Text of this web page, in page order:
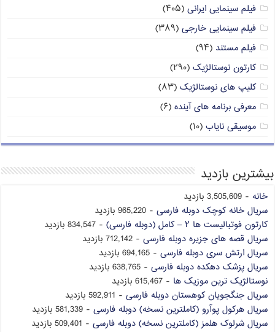
فیلم سینمایی ایرانی (۴۰۵)
فیلم سینمایی خارجی (۳۸۹)
فیلم مستند (۹۴)
کارتون نوستالژیک (۲۹۰)
کلیپ های نوستالژیک (۸۳)
معرفی برنامه های آینده (۶)
موسیقی نایاب (۱۰)
بیشترین بازدید
خانه - 3,505,609 بازدید
سریال خانه کوچک دوبله فارسی - 965,220 بازدید
کارتون فوتبالیست ها ۲ – کامل (دوبله فارسی)
- 834,547 بازدید
سریال قصه های جزیره دوبله فارسی - 712,142 بازدید
سریال ارتش سری دوبله فارسی - 694,165 بازدید
سریال پزشک دهکده دوبله فارسی - 638,765 بازدید
نوستالژیک ترین موزیک ها - 615,467 بازدید
سریال جنگجویان کوهستان دوبله فارسی - 592,911 بازدید
سریال هرکول پوآرو (کاملترین نسخه) دوبله فارسی - 581,339 بازدید
سریال شرلوک هلمز (کاملترین نسخه) دوبله فارسی - 509,401 بازدید